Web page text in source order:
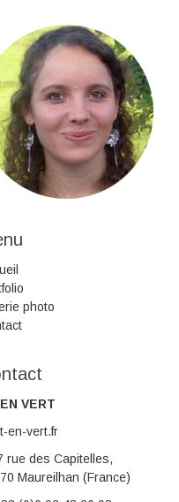
photo
VERT
en-vert.fr
rue des Capitelles,
Maureilhan (France)